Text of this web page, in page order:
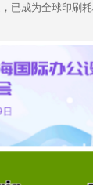
已成为全球印刷